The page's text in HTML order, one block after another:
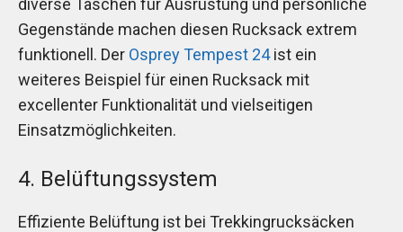
diverse Taschen für Ausrüstung und persönliche
Gegenstände machen diesen Rucksack extrem
funktionell. Der Osprey Tempest 24ist ein
weiteres Beispiel für einen Rucksack mit
excellenter Funktionalität und vielseitigen
Einsatzmöglichkeiten.
4. Belüftungssystem
Effiziente Belüftung ist bei Trekkingrucksäcken